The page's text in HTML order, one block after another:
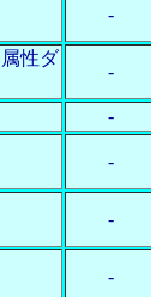
-
性ダ
-
-
-
-
-